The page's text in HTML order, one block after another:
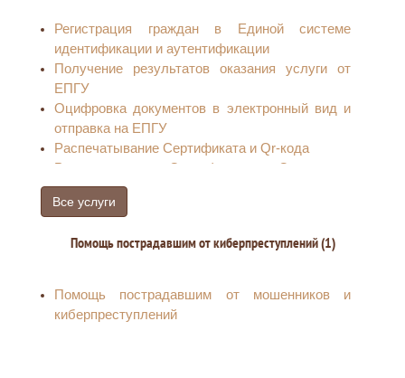
Регистрация граждан в Единой системе
идентификации и аутентификации
Получение результатов оказания услуги от
ЕПГУ
Оцифровка документов в электронный вид и
отправка на ЕПГУ
Распечатывание Сертификата и Qr-кода
Распечатывание Сертификата и Qr-кода на
ребенка
Прием заявлений о внесении в кредитную
на заключение договоров потребительского
Прием заявлений по предоставлению
сведений о запрете (снятии запрета) на
заключение договоров потребительского
Все услуги
Помощь пострадавшим от киберпреступлений (1)
Помощь пострадавшим от мошенников и
киберпреступлений